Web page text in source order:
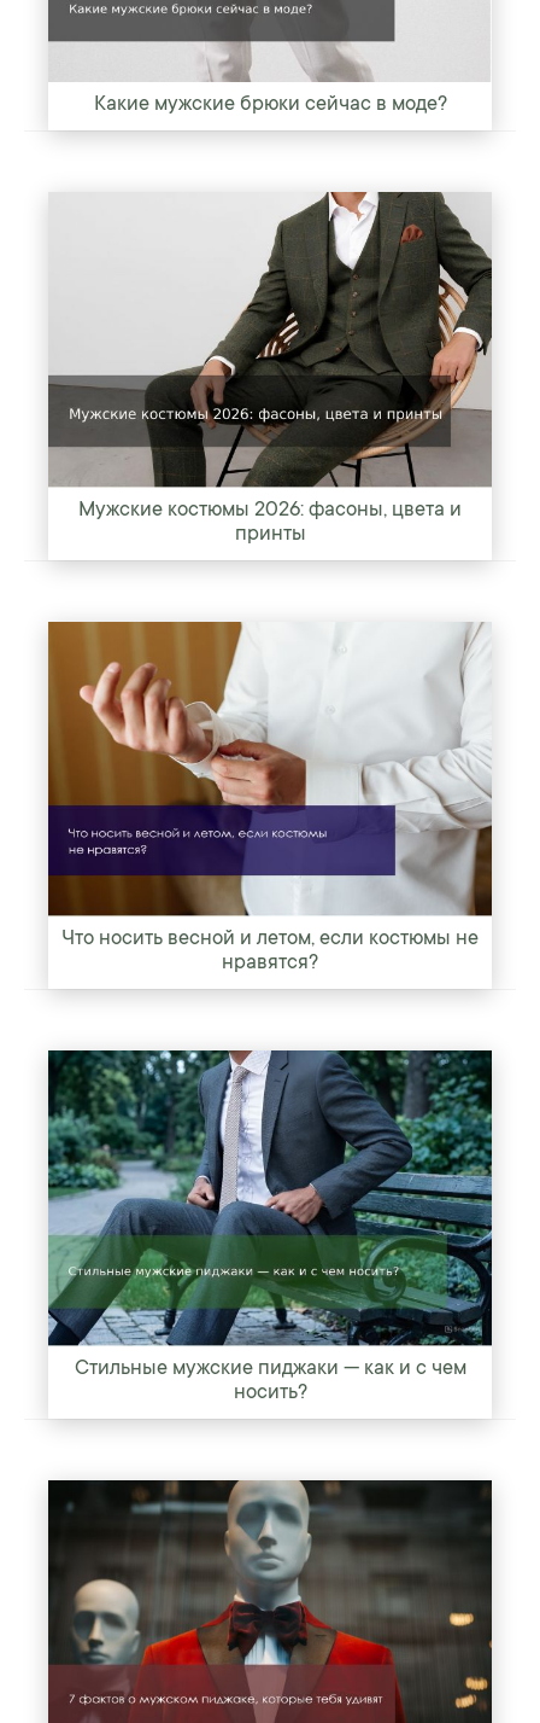
Какие мужские брюки сейчас в моде?
Мужские костюмы 2026: фасоны, цвета и
принты
Что носить весной и летом, если костюмы не
нравятся?
Стильные мужские пиджаки — как и с чем
носить?